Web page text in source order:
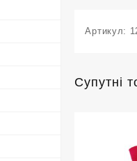
Артикул:
Супутні